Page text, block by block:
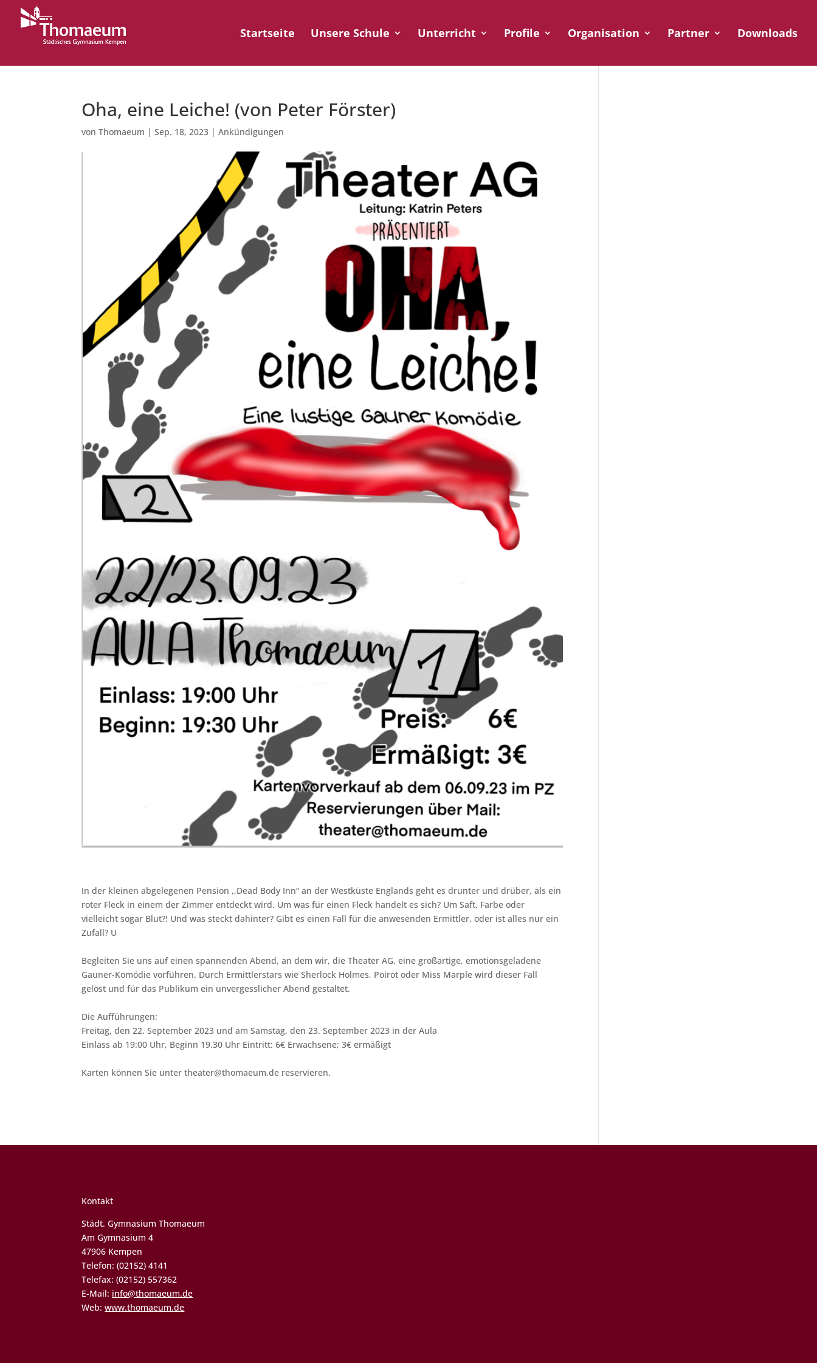
Startseite Unsere Schule Unterricht Profile Organisation Partner Downloads
Oha, eine Leiche! (von Peter Förster)
vonThomaeum |Sep. 18, 2023 |Ankündigungen
In der kleinen abgelegenen Pension ,,Dead Body Inn“ an der Westküste Englands geht es drunter und drüber, als ein
roter Fleck in einem der Zimmer entdeckt wird. Um was für einen Fleck handelt es sich? Um Saft, Farbe oder
vielleicht sogar Blut?! Und was steckt dahinter? Gibt es einen Fall für die anwesenden Ermittler, oder ist alles nur ein
Zufall? U
Begleiten Sie uns auf einen spannenden Abend, an dem wir, die Theater AG, eine großartige, emotionsgeladene
Gauner-Komödie vorführen. Durch Ermittlerstars wie Sherlock Holmes, Poirot oder Miss Marple wird dieser Fall
gelöst und für das Publikum ein unvergesslicher Abend gestaltet.
Die Aufführungen:
Freitag, den 22. September 2023 und am Samstag, den 23. September 2023 in der Aula
Einlass ab 19:00 Uhr, Beginn 19.30 Uhr Eintritt: 6€ Erwachsene; 3€ ermäßigt
Karten können Sie unter theater@thomaeum.de reservieren.
Kontakt
Städt. Gymnasium Thomaeum
Am Gymnasium 4
47906 Kempen
Telefon: (02152) 4141
Telefax: (02152) 557362
E-Mail: info@thomaeum.de
Web:www.thomaeum.de